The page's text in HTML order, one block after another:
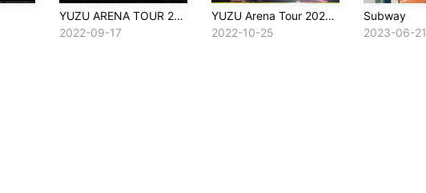
YUZU ARENA TOUR 2022 SEES -ALWAYS with you-
2022-09-17
YUZU Arena Tour 2022 People -Always with You-
2022-10-25
Subway
2023-06-21